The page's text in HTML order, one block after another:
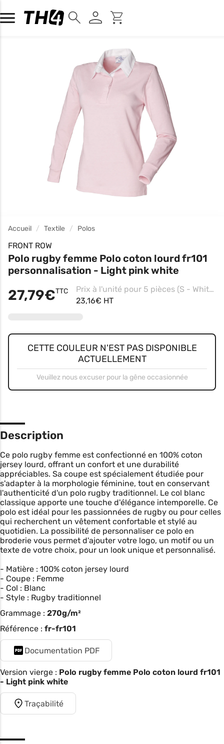
Accueil Textile Polos
FRONT ROW
Polo rugby femme Polo coton lourd fr101
personnalisation - Light pink white
27,79€TTC
Prix à l'unité pour 5 pièces (S - White/white, Impression coeur)
23,16€ HT
CETTE COULEUR N'EST PAS DISPONIBLE
ACTUELLEMENT
Veuillez nous excuser pour la gêne occasionnée
Description
Ce polo rugby femme est confectionné en 100% coton
jersey lourd, offrant un confort et une durabilité
appréciables. Sa coupe est spécialement étudiée pour
s'adapter à la morphologie féminine, tout en conservant
l'authenticité d'un polo rugby traditionnel. Le col blanc
classique apporte une touche d'élégance intemporelle. Ce
polo est idéal pour les passionnées de rugby ou pour celles
qui recherchent un vêtement confortable et stylé au
quotidien. La possibilité de personnaliser ce polo en
broderie vous permet d'ajouter votre logo, un motif ou un
texte de votre choix, pour un look unique et personnalisé.
- Matière : 100% coton jersey lourd
- Coupe : Femme
- Col : Blanc
- Style : Rugby traditionnel
Grammage : 270g/m²
Référence : fr-fr101
Documentation PDF
Version vierge : Polo rugby femme Polo coton lourd fr101
- Light pink white
Traçabilité